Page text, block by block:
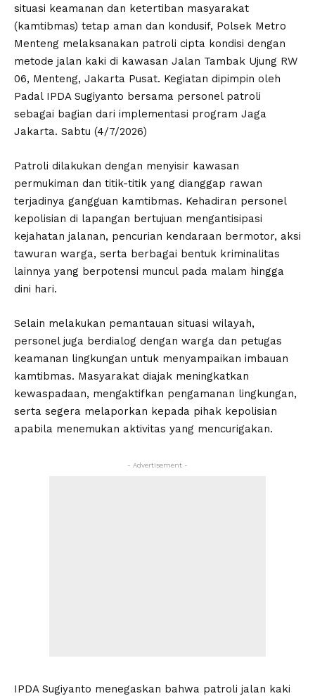
situasi keamanan dan ketertiban masyarakat
(kamtibmas) tetap aman dan kondusif, Polsek Metro
Menteng melaksanakan patroli cipta kondisi dengan
metode jalan kaki di kawasan Jalan Tambak Ujung RW
06, Menteng, Jakarta Pusat. Kegiatan dipimpin oleh
Padal IPDA Sugiyanto bersama personel patroli
sebagai bagian dari implementasi program Jaga
Jakarta. Sabtu (4/7/2026)
Patroli dilakukan dengan menyisir kawasan
permukiman dan titik-titik yang dianggap rawan
terjadinya gangguan kamtibmas. Kehadiran personel
kepolisian di lapangan bertujuan mengantisipasi
kejahatan jalanan, pencurian kendaraan bermotor, aksi
tawuran warga, serta berbagai bentuk kriminalitas
lainnya yang berpotensi muncul pada malam hingga
dini hari.
Selain melakukan pemantauan situasi wilayah,
personel juga berdialog dengan warga dan petugas
keamanan lingkungan untuk menyampaikan imbauan
kamtibmas. Masyarakat diajak meningkatkan
kewaspadaan, mengaktifkan pengamanan lingkungan,
serta segera melaporkan kepada pihak kepolisian
apabila menemukan aktivitas yang mencurigakan.
- Advertisement -
IPDA Sugiyanto menegaskan bahwa patroli jalan kaki